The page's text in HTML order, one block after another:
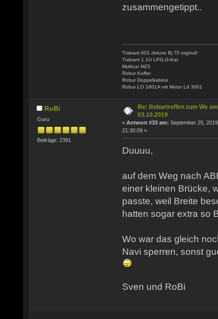
zusammengetippt..
Trabant 601 deluxe Bj 70 orginal!
Trabant 1.1U LPG,G-Kat
Multicar M25
Robur Koffer
Robur Doppelkabine
Robur LO 1801A mit Motor Ld 3001
RoBi
Guru
Beiträge: 2391
Re: Roburtreffen zum We am
03.10.2019
« Antwort #33 am: September 25,
21:30:09 »
Duuuu,
auf dem Weg nach
einer kleinen Brücke,
passte, weil Breite
hatten sogar extra so
Wo war das gleich
Navi sperren, sonst
Sven und RoBi